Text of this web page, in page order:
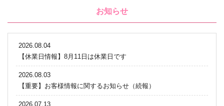
お知らせ
2026.08.04
【休業日情報】8月11日は休業日です
2026.08.03
【重要】お客様情報に関するお知らせ（続報）
2026.07.13